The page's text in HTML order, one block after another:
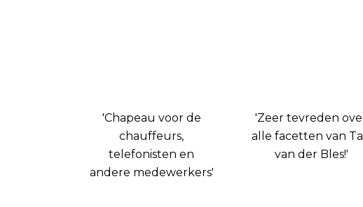
'Chapeau voor de
chauffeurs,
telefonisten en
andere medewerkers'
'Zeer tevreden
alle facetten van
van der Bles!'